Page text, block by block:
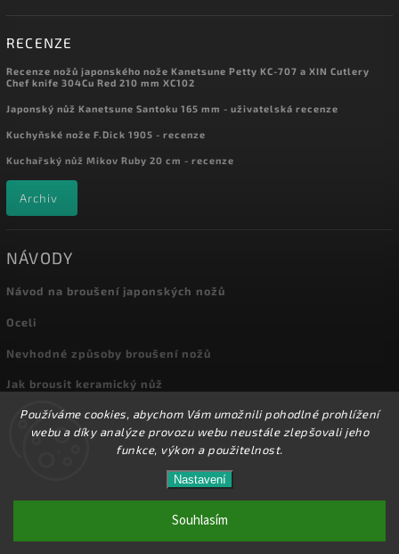
Používáme cookies, abychom Vám umožnili pohodlné prohlížení
webu a díky analýze provozu webu neustále zlepšovali jeho
funkce, výkon a použitelnost.
Nastavení
Souhlasím
Přes 8000 nožů a dalšího příslušenství máme skladem
na prodejně! Doprava od 72,-Kč!
RECENZE
Recenze nožů japonského nože Kanetsune Petty KC-707 a XIN Cutlery
Chef knife 304Cu Red 210 mm XC102
Japonský nůž Kanetsune Santoku 165 mm - uživatelská recenze
Kuchyňské nože F.Dick 1905 - recenze
Kuchařský nůž Mikov Ruby 20 cm - recenze
Archiv
NÁVODY
Návod na broušení japonských nožů
Oceli
Nevhodné způsoby broušení nožů
Jak brousit keramický nůž
Archiv
Kuchyňské nože. Všechna práva vyhrazena.